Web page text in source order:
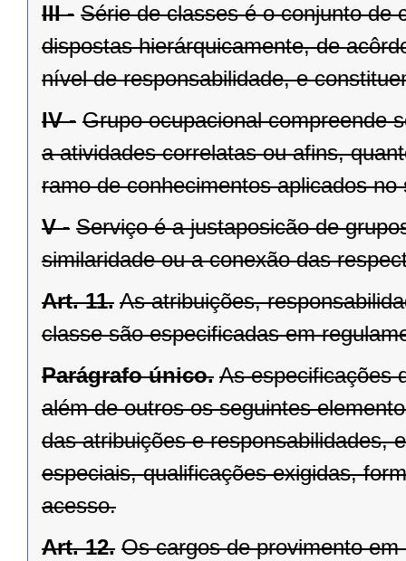
III - Série de classes é o conjunto de
dispostas hierárquicamente, de
nível de responsabilidade, e
IV - Grupo ocupacional compreende
a atividades correlatas ou afins,
ramo de conhecimentos aplicados
V - Serviço é a justaposicão de
similaridade ou a conexão das
Art. 11. As atribuições,
classe são especificadas em
Parágrafo único. As especificações
além de outros os seguintes
das atribuições e responsabilidades,
especiais, qualificações exigidas,
acesso.
Art. 12. Os cargos de provimento